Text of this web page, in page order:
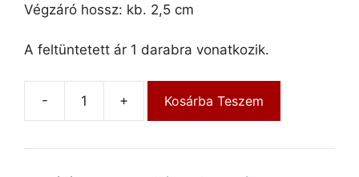
Végzáró hossz: kb. 2,5 cm
A feltüntetett ár 1 darabra vonatkozik.
- + Kosárba Teszem